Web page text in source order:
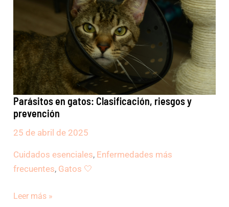
Parásitos en gatos: Clasificación, riesgos y
prevención
25 de abril de 2025
Cuidados esenciales, Enfermedades más
frecuentes, Gatos 🤍
prevención
Leer más »